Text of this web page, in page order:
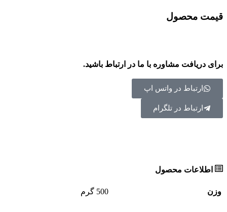
قیمت محصول
برای دریافت مشاوره با ما در ارتباط باشید.
ارتباط در واتس اپ
ارتباط در تلگرام
اطلاعات محصول
وزن 500 گرم